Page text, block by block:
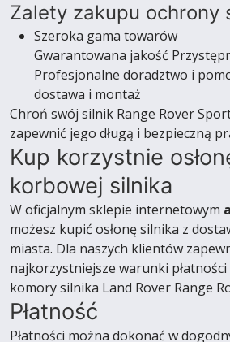
Zalety zakupu ochrony
Szeroka gama towarów
Gwarantowana jakość
Profesjonalne doradztwo i
dostawa i montaż
Chroń swój silnik Range Rover
zapewnić jego długą i bezpieczną
Kup korzystnie
korbowej silnika
W oficjalnym sklepie internetowym
możesz kupić osłonę silnika z
miasta. Dla naszych klientów
najkorzystniejsze warunki
komory silnika Land Rover Range
Płatność
Płatności można dokonać w